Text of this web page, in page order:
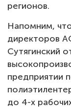
регионов.
Напомним,
директоров
Сутягинский
предприятии
до 4-х